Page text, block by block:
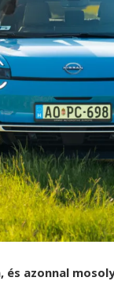
azonnal